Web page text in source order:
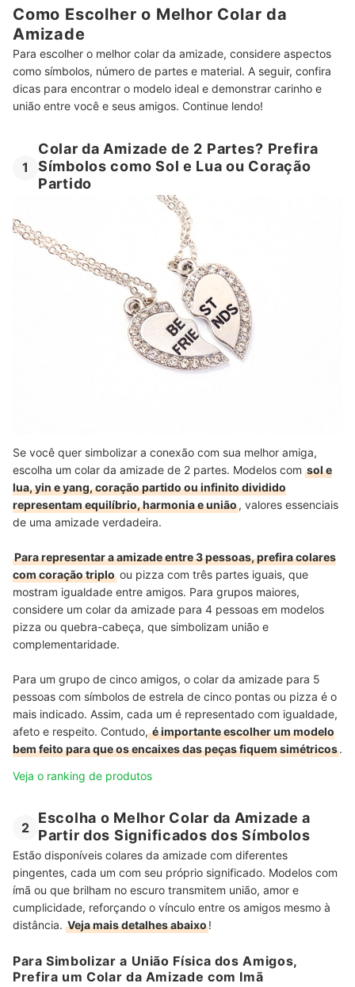
Como Escolher o Melhor Colar da
Amizade
Para escolher o melhor colar da amizade, considere aspectos
como símbolos, número de partes e material. A seguir, confira
dicas para encontrar o modelo ideal e demonstrar carinho e
união entre você e seus amigos. Continue lendo!
1
Colar da Amizade de 2 Partes? Prefira
Símbolos como Sol e Lua ou Coração
Partido
Se você quer simbolizar a conexão com sua melhor amiga,
escolha um colar da amizade de 2 partes. Modelos com sol e
lua, yin e yang, coração partido ou infinito dividido
representam equilíbrio, harmonia e união, valores essenciais
de uma amizade verdadeira.
Para representar a amizade entre 3 pessoas, prefira colares
com coração triplo ou pizza com três partes iguais, que
mostram igualdade entre amigos. Para grupos maiores,
considere um colar da amizade para 4 pessoas em modelos
pizza ou quebra-cabeça, que simbolizam união e
complementaridade.
Para um grupo de cinco amigos, o colar da amizade para 5
pessoas com símbolos de estrela de cinco pontas ou pizza é o
mais indicado. Assim, cada um é representado com igualdade,
afeto e respeito. Contudo,é importante escolher um modelo
bem feito para que os encaixes das peças fiquem simétricos.
Veja o ranking de produtos
2
Escolha o Melhor Colar da Amizade a
Partir dos Significados dos Símbolos
Estão disponíveis colares da amizade com diferentes
pingentes, cada um com seu próprio significado. Modelos com
ímã ou que brilham no escuro transmitem união, amor e
cumplicidade, reforçando o vínculo entre os amigos mesmo à
distância. Veja mais detalhes abaixo!
Para Simbolizar a União Física dos Amigos,
Prefira um Colar da Amizade com Imã